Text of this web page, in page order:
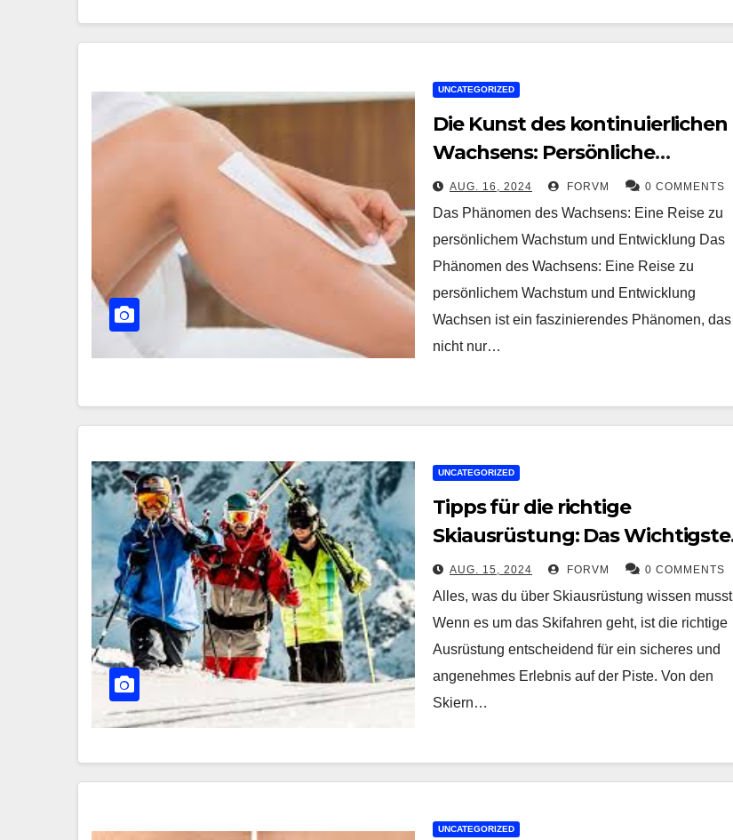
UNCATEGORIZED
Die Kunst des kontinuierlichen
Wachsens: Persönliche
Entwicklung und Entfaltung
AUG. 16, 2024 FORVM 0 COMMENTS
Das Phänomen des Wachsens: Eine Reise zu
persönlichem Wachstum und Entwicklung Das
Phänomen des Wachsens: Eine Reise zu
persönlichem Wachstum und Entwicklung
Wachsen ist ein faszinierendes Phänomen, das
nicht nur…
UNCATEGORIZED
Tipps für die richtige
Skiausrüstung: Das Wichtigste
für deinen Tag auf der Piste
AUG. 15, 2024 FORVM 0 COMMENTS
Alles, was du über Skiausrüstung wissen musst
Wenn es um das Skifahren geht, ist die richtige
Ausrüstung entscheidend für ein sicheres und
angenehmes Erlebnis auf der Piste. Von den
Skiern…
UNCATEGORIZED